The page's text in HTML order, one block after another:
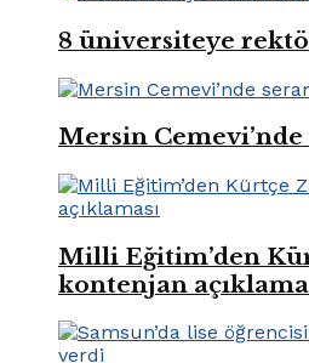
8 üniversiteye
Mersin
Milli Eğitim’den
kontenjan